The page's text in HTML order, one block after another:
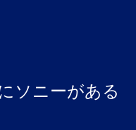
ソニーがある